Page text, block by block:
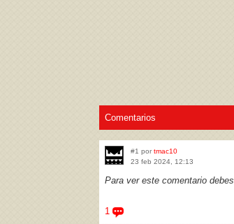
Comentarios
#1 por tmac10
23 feb 2024, 12:13
Para ver este comentario debes
1